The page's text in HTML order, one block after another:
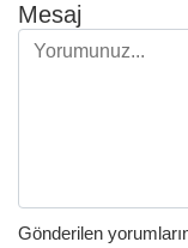
Mesaj
Gönderilen